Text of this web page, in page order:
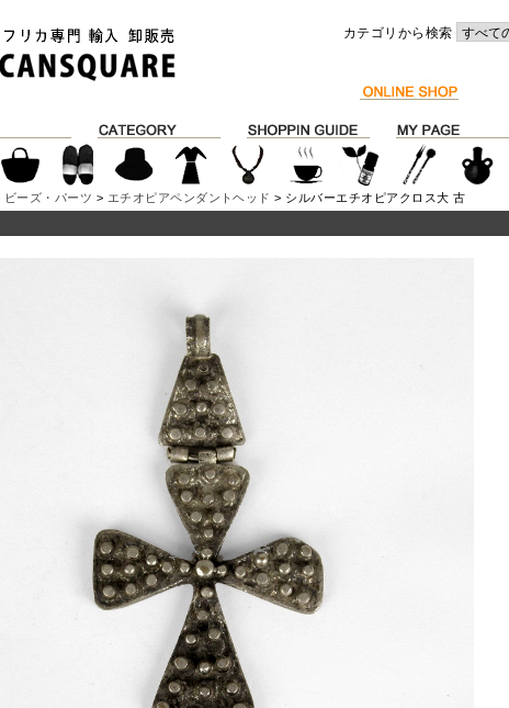
カテゴリから検索
ビーズ・パーツ > エチオピアペンダントヘッド > シルバーエチオピアクロス大 古